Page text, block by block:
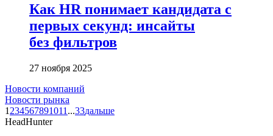
Как HR понимает кандидата с
первых секунд: инсайты
без фильтров
27 ноября 2025
Новости компаний
Новости рынка
1 234567891011 ...33дальше
HeadHunter